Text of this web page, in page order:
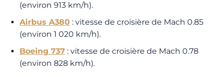
(environ 913 km/h).
Airbus A380 : vitesse de croisière de Mach 0.85
(environ 1 020 km/h).
Boeing 737 : vitesse de croisière de Mach 0.78
(environ 828 km/h).